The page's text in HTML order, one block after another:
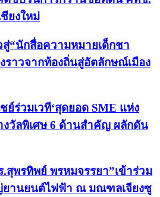
ยงใหม่
“นักสื่อความหมายเด็กชา
ราวจากท้องถิ่นสู่อัตลักษณ์เมือง
ร่วมเวที‘สุดยอด SME แห่ง
งวัลพิเศษ 6 ด้านสำคัญ ผลักดัน
.สุพรทิพย์ พรหมจรรยา”เข้าร่วม
านยนต์ไฟฟ้า ณ มณฑลเจียงซู